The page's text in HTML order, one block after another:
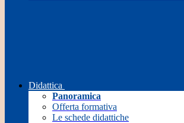
Didattica
Panoramica
Offerta formativa
Le schede didattiche